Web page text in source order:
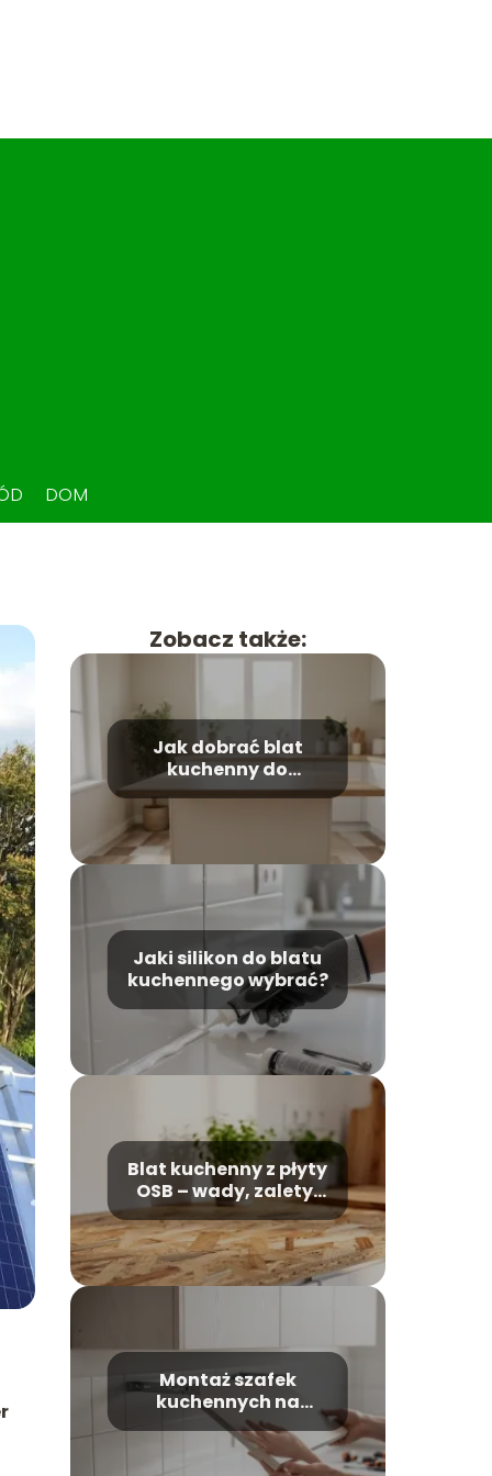
DOM
Zobacz także:
Jak dobrać blat
kuchenny do
podłogi? Praktyczny
Jaki silikon do blatu
kuchennego wybrać?
Blat kuchenny z płyty
OSB – wady, zalety,
wykończenie
Montaż szafek
kuchennych na
listwie montażowej
krok po kroku